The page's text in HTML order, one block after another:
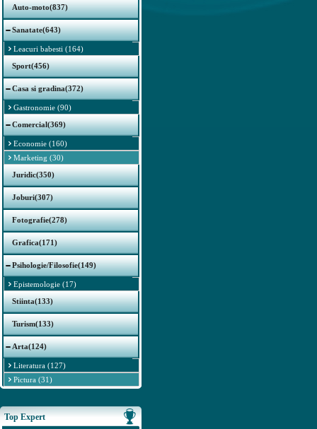
Auto-moto(837)
Sanatate(643)
Leacuri babesti (164)
Sport(456)
Casa si gradina(372)
Gastronomie (90)
Comercial(369)
Economie (160)
Marketing (30)
Juridic(350)
Joburi(307)
Fotografie(278)
Grafica(171)
Psihologie/Filosofie(149)
Epistemologie (17)
Stiinta(133)
Turism(133)
Arta(124)
Literatura (127)
Pictura (31)
Top Expert